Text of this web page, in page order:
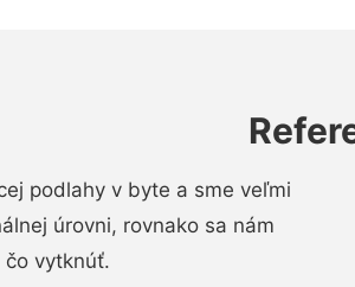
podlahy v byte a sme veľmi
úrovni, rovnako sa nám
čo vytknúť.